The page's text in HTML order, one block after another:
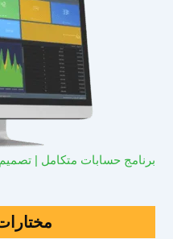
برنامج حسابات متكامل | تصميم